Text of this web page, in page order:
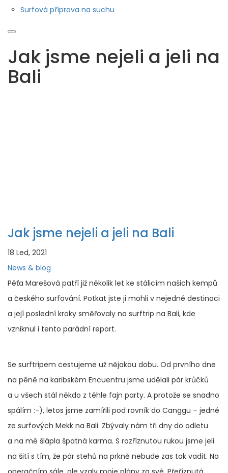
Surfová příprava na suchu
Jak jsme nejeli a jeli na
Bali
Jak jsme nejeli a jeli na Bali
18 Led, 2021
News & blog
Péťa Marešová patří již několik let ke stálicím našich kempů
a českého surfování. Potkat jste ji mohli v nejedné destinaci
a její poslední kroky směřovaly na surftrip na Bali, kde
vzniknul i tento parádní report.
Se surftripem cestujeme už nějakou dobu. Od prvního dne
na pěně na karibském Encuentru jsme udělali pár krůčků
a u všech stál někdo z téhle fajn party. A protože se snadno
spálím :-), letos jsme zamířili pod rovník do Canggu – jedné
ze surfových Mekk na Bali. Zbývaly nám tři dny do odletu
a na mě šlápla špatná karma. S rozříznutou rukou jsme jeli
na šití s tím, že pár stehů na prkně nebude zas tak vadit. Na